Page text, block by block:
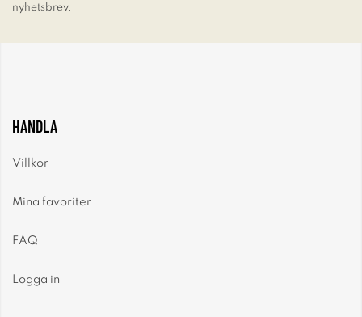
nyhetsbrev.
HANDLA
Villkor
Mina favoriter
FAQ
Logga in